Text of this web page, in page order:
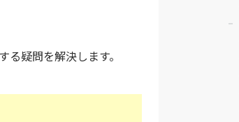
疑問を解決します。